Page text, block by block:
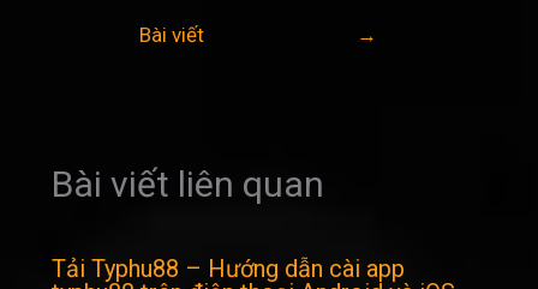
Bài viết
→
Bài viết liên quan
Tải Typhu88 – Hướng dẫn cài app